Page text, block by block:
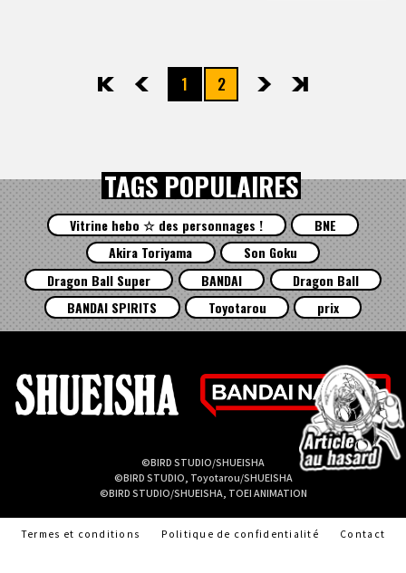
先頭 前へ1 2 次へ最後
TAGS POPULAIRES
Vitrine hebo ☆ des personnages !
BNE
Akira Toriyama
Son Goku
Dragon Ball Super
BANDAI
Dragon Ball
BANDAI SPIRITS
Toyotarou prix
©BIRD STUDIO/SHUEISHA
©BIRD STUDIO, Toyotarou/SHUEISHA
©BIRD STUDIO/SHUEISHA, TOEI ANIMATION
Termes et conditions Politique de confidentialité Contact